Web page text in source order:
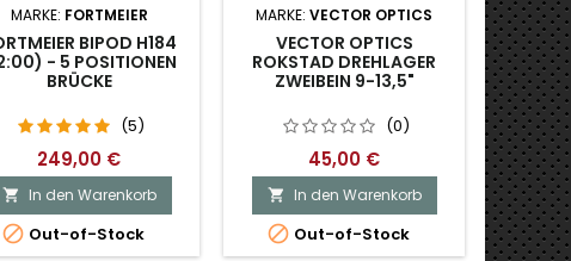
MARKE: FORTMEIER
BIPOD H184
- 5 POSITIONEN
BRÜCKE
(5)
249,00 €
 In den Warenkorb
 Out-of-Stock
MARKE: VECTOR OPTICS
VECTOR OPTICS
ROKSTAD DREHLAGER
ZWEIBEIN 9-13,5"
(0)
45,00 €
 In den Warenkorb
 Out-of-Stock

